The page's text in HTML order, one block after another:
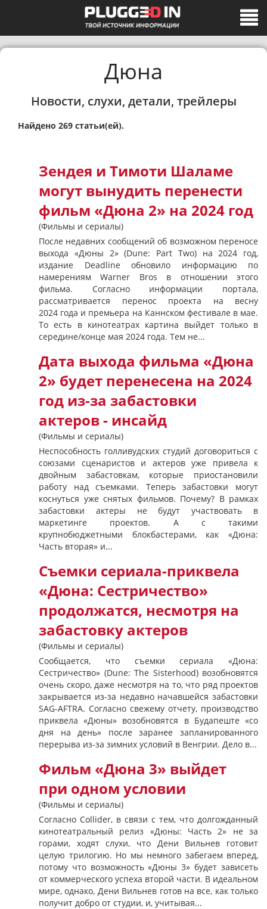
Дюна
Новости, слухи, детали, трейлеры
Найдено 269 статьи(ей).
Зендея и Тимоти Шаламе
могут вынудить перенести
фильм «Дюна 2» на 2024 год
(Фильмы и сериалы)
После недавних сообщений об возможном переносе
выхода «Дюны 2» (Dune: Part Two) на 2024 год,
издание Deadline обновило информацию по
намерениям Warner Bros в отношении этого
фильма. Согласно информации портала,
рассматривается перенос проекта на весну
2024 года и премьера на Каннском фестивале в мае.
То есть в кинотеатрах картина выйдет только в
середине/конце мая 2024 года. Тем не...
Дата выхода фильма «Дюна
2» будет перенесена на 2024
год из-за забастовки
актеров - инсайд
(Фильмы и сериалы)
Неспособность голливудских студий договориться с
союзами сценаристов и актеров уже привела к
двойным забастовкам, которые приостановили
работу над съемками. Теперь забастовки могут
коснуться уже снятых фильмов. Почему? В рамках
забастовки актеры не будут участвовать в
маркетинге проектов. А с такими
крупнобюджетными блокбастерами, как «Дюна:
Часть вторая» и...
Съемки сериала-приквела
«Дюна: Сестричество»
продолжатся, несмотря на
забастовку актеров
(Фильмы и сериалы)
Сообщается, что съемки сериала «Дюна:
Сестричество» (Dune: The Sisterhood) возобновятся
очень скоро, даже несмотря на то, что ряд проектов
закрывается из-за недавно начавшейся забастовки
SAG-AFTRA. Согласно свежему отчету, производство
приквела «Дюны» возобновятся в Будапеште «со
дня на день» после заранее запланированного
перерыва из-за зимних условий в Венгрии. Дело в...
Фильм «Дюна 3» выйдет
при одном условии
(Фильмы и сериалы)
Согласно Collider, в связи с тем, что долгожданный
кинотеатральный релиз «Дюны: Часть 2» не за
горами, ходят слухи, что Дени Вильнев готовит
целую трилогию. Но мы немного забегаем вперед,
потому что возможность «Дюны 3» будет зависеть
от коммерческого успеха второй части. В идеальном
мире, однако, Дени Вильнев готов на все, как только
получит добро от студии, и, учитывая...